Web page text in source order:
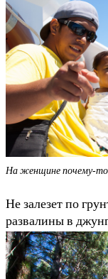
На женщине почему-
Не залезет по
развалины в